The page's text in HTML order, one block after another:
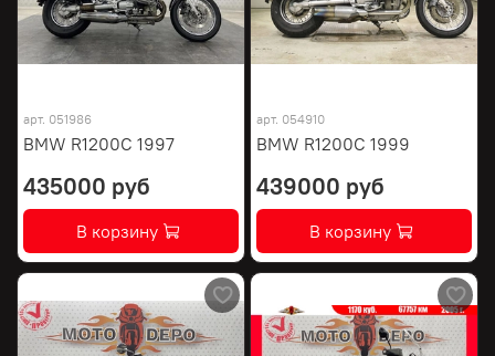
арт. 051986
BMW R1200C 1997
435000 руб
В корзину
арт. 054910
BMW R1200C 1999
439000 руб
В корзину